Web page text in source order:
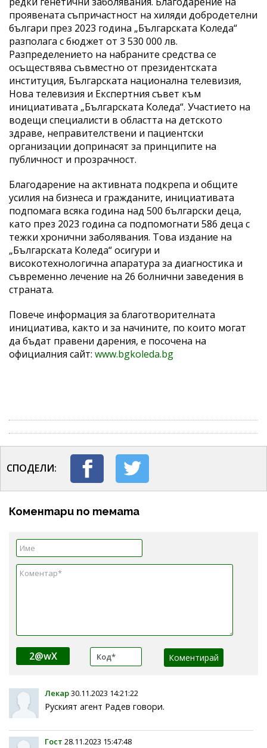
проявената съпричастност на хиляди добродетелни
българи през 2023 година „Българската Коледа“
разполага с бюджет от 3 530 000 лв.
Разпределението на набраните средства се
осъществява съвместно от президентската
институция, Българската национална телевизия,
Нова телевизия и Експертния съвет към
инициативата „Българската Коледа“. Участието на
водещи специалисти в областта на детското
здраве, неправителствени и пациентски
организации допринасят за принципите на
публичност и прозрачност.
Благодарение на активната подкрепа и общите
усилия на бизнеса и гражданите, инициативата
подпомага всяка година над 500 български деца,
като през 2023 година са подпомогнати 586 деца с
тежки хронични заболявания. Това издание на
„Българската Коледа“ осигури и
високотехнологична апаратура за диагностика и
съвременно лечение на 26 болнични заведения в
страната.
Повече информация за благотворителната
инициатива, както и за начините, по които могат
да бъдат правени дарения, e посоченa на
официалния сайт: www.bgkoleda.bg
СПОДЕЛИ:
Коментари по темата
2@wX
Лекар30.11.2023 14:21:22
Руският агент Радев говори.
Гост 28.11.2023 15:47:48